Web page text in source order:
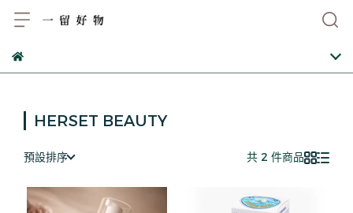
HERSET BEAUTY
預設排序 共 2 件商品